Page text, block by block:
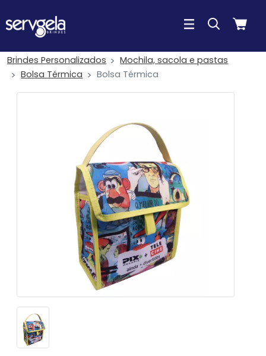
Brindes Personalizados
Mochila, sacola e pastas
Bolsa Térmica
Bolsa Térmica